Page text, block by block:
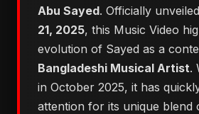
Abu Sayed. Officially
21, 2025, this Music Video
evolution of Sayed as a
Bangladeshi Musical Artist.
in October 2025, it has
attention for its unique blend